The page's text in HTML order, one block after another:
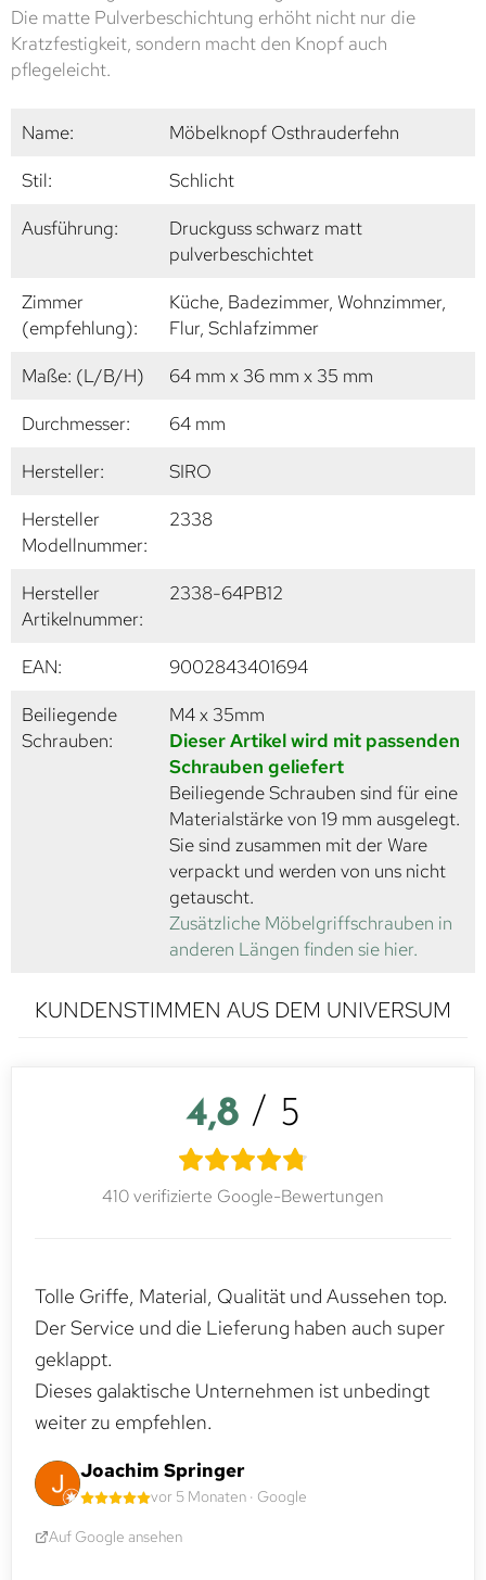
Die matte Pulverbeschichtung erhöht nicht nur die
Kratzfestigkeit, sondern macht den Knopf auch
pflegeleicht.
Name:
Möbelknopf Osthrauderfehn
Stil:
Schlicht
Ausführung:
Druckguss schwarz matt
pulverbeschichtet
Zimmer
(empfehlung):
Küche, Badezimmer, Wohnzimmer,
Flur, Schlafzimmer
Maße: (L/B/H)
64 mm x 36 mm x 35 mm
Durchmesser:
64 mm
Hersteller:
SIRO
Hersteller
Modellnummer:
2338
Hersteller
Artikelnummer:
2338-64PB12
EAN:
9002843401694
Beiliegende
Schrauben:
M4 x 35mm
Dieser Artikel wird mit passenden
Schrauben geliefert
Beiliegende Schrauben sind für eine
Materialstärke von 19 mm ausgelegt.
Sie sind zusammen mit der Ware
verpackt und werden von uns nicht
getauscht.
Zusätzliche Möbelgriffschrauben in
anderen Längen finden sie hier.
KUNDENSTIMMEN AUS DEM UNIVERSUM
4,8 / 5
410 verifizierte Google-Bewertungen
Tolle Griffe, Material, Qualität und Aussehen top.
Der Service und die Lieferung haben auch super
geklappt.
Dieses galaktische Unternehmen ist unbedingt
weiter zu empfehlen.
Joachim Springer
vor 5 Monaten · Google
Auf Google ansehen